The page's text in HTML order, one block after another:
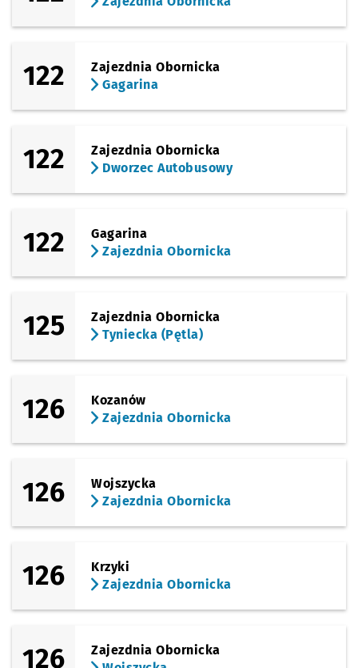
122
Zajezdnia Obornicka
Gagarina
122
Zajezdnia Obornicka
Dworzec Autobusowy
122
Gagarina
Zajezdnia Obornicka
125
Zajezdnia Obornicka
Tyniecka (Pętla)
126
Kozanów
Zajezdnia Obornicka
126
Wojszycka
Zajezdnia Obornicka
126
Krzyki
Zajezdnia Obornicka
126
Zajezdnia Obornicka